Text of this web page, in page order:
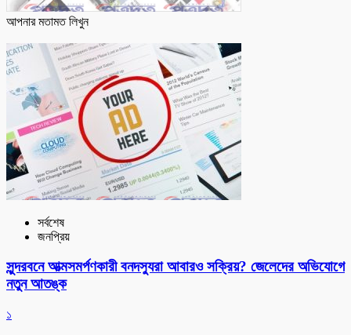
আপনার মতামত লিখুন
সর্বশেষ
জনপ্রিয়
সুন্দরবনে আত্মসমর্পণকারী বনদস্যুরা আবারও সক্রিয়? জেলেদের অভিযোগে
নতুন আতঙ্ক
১